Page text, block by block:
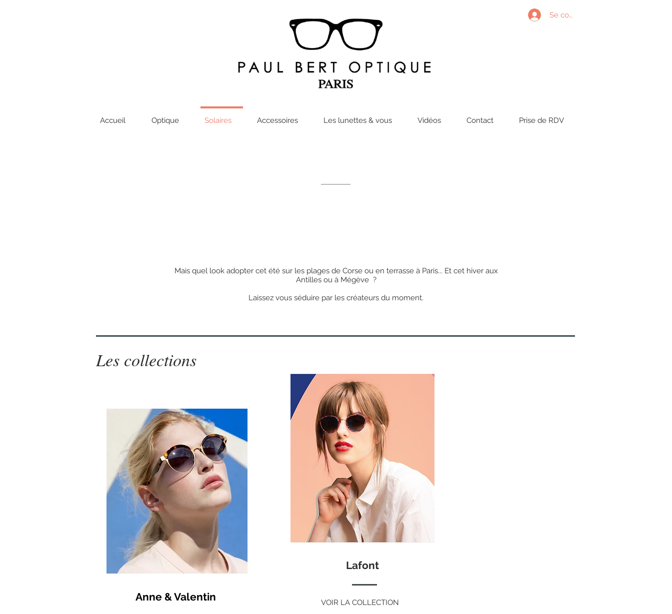
Se connecter
Accueil Optique Solaires Accessoires Les lunettes & vous Vidéos Contact Prise de RDV
Mais quel look adopter cet été sur les plages de Corse ou en terrasse à Paris... Et cet hiver aux
Antilles ou à Mégève ?
Laissez vous séduire par les créateurs du moment.
Les collections
Anne & Valentin
Lafont
VOIR LA COLLECTION